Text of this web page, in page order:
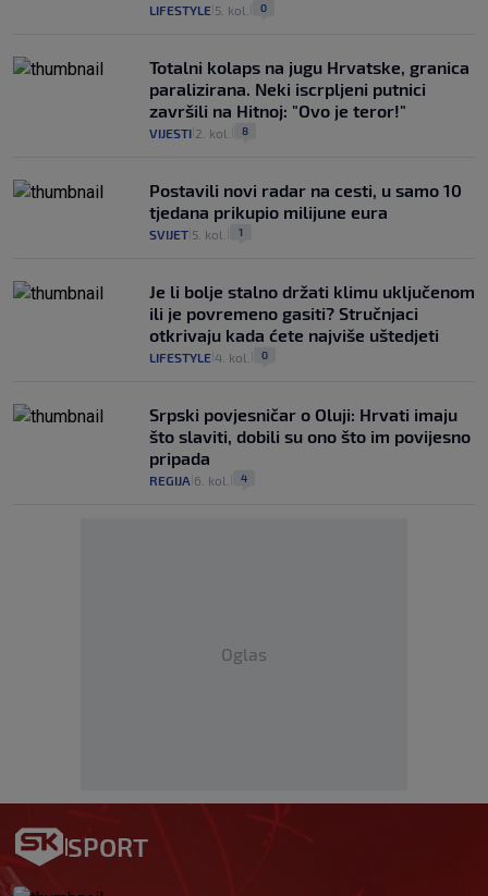
LIFESTYLE 5. kol. 0
Totalni kolaps na jugu Hrvatske, granica
paralizirana. Neki iscrpljeni putnici
završili na Hitnoj: "Ovo je teror!"
VIJESTI 2. kol. 8
Postavili novi radar na cesti, u samo 10
tjedana prikupio milijune eura
SVIJET 5. kol. 1
Je li bolje stalno držati klimu uključenom
ili je povremeno gasiti? Stručnjaci
otkrivaju kada ćete najviše uštedjeti
LIFESTYLE 4. kol. 0
Srpski povjesničar o Oluji: Hrvati imaju
što slaviti, dobili su ono što im povijesno
pripada
REGIJA 6. kol. 4
Oglas
SPORT